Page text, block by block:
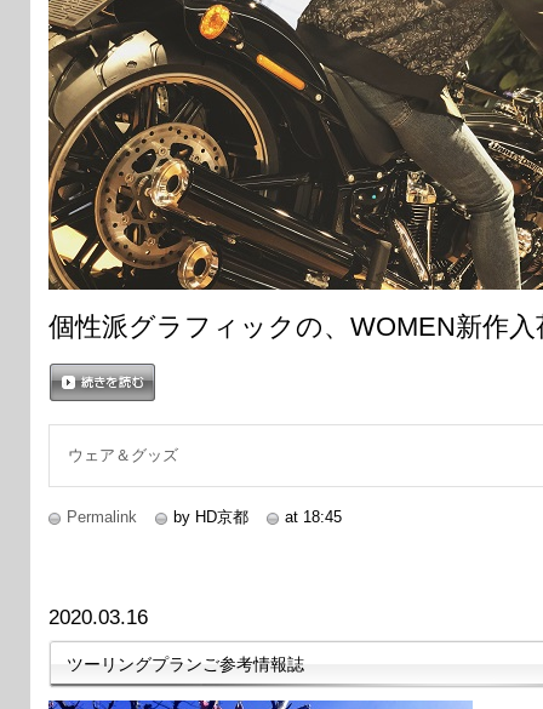
個性派グラフィックの、WOMEN新作
ウェア＆グッズ
Permalink by HD京都 at 18:45
2020.03.16
ツーリングプランご参考情報誌